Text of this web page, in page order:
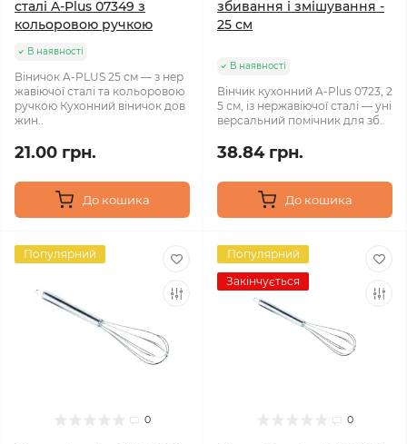
сталі A‑Plus 07349 з
кольоровою ручкою
В наявності
Віничок A-PLUS 25 см — з нер
жавіючої сталі та кольоровою
ручкою Кухонний віничок дов
жин..
21.00 грн.
До кошика
збивання і змішування -
25 см
В наявності
Вінчик кухонний A‑Plus 0723, 2
5 см, із нержавіючої сталі — уні
версальний помічник для зб..
38.84 грн.
До кошика
Популярний
0
Популярний
Закінчується
0